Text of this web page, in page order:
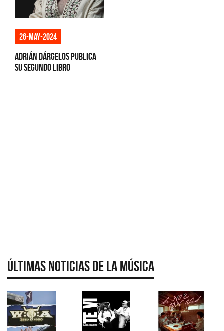
26-may-2024
Adrián Dárgelos publica
su segundo libro
Últimas Noticias de la Música